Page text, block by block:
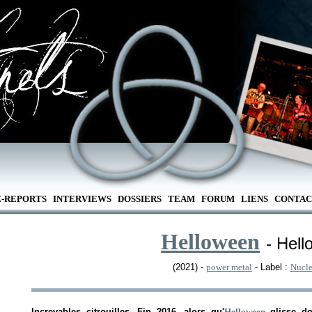
INTERVIEWS DOSSIERS TEAM FORUM LIENS
Helloween -
(2021) - power metal - Label :